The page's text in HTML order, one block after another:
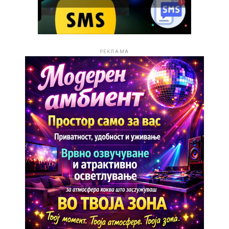
Големиот пресврт доаѓа во 2024 година, кога
Стефанија учествува на „Македонско Талент Шоу“.
Иако имала само 14 години, успева да победи и како
РЕКЛАМА